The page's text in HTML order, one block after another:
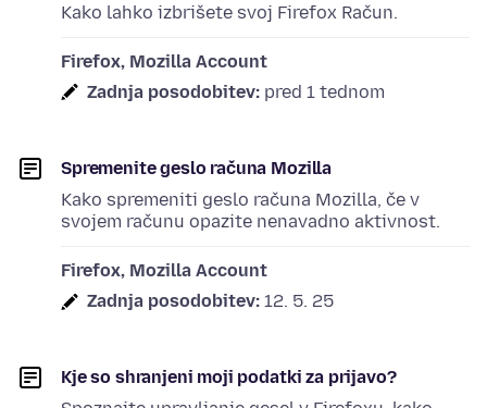
Kako lahko izbrišete svoj Firefox Račun.
Firefox, Mozilla Account
Zadnja posodobitev: pred 1 tednom
Spremenite geslo računa Mozilla
Kako spremeniti geslo računa Mozilla, če v
svojem računu opazite nenavadno aktivnost.
Firefox, Mozilla Account
Zadnja posodobitev: 12. 5. 25
Kje so shranjeni moji podatki za prijavo?